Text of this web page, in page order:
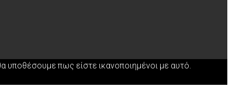
υποθέσουμε πως είστε ικανοποιημένοι με αυτό.